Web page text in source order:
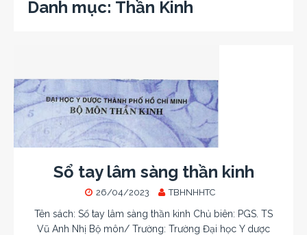
Danh mục: Thần Kinh
Sổ tay lâm sàng thần kinh
26/04/2023 TBHNHHTC
Tên sách: Sổ tay lâm sàng thần kinh Chủ biên: PGS. TS
Vũ Anh Nhị Bộ môn/ Trường: Trường Đại học Y dược